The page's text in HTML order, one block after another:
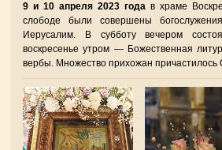
9 и 10 апреля 2023 года в храме
слободе были совершены
Иерусалим. В субботу вечером
воскресенье утром — Божественная
вербы. Множество прихожан причастилось